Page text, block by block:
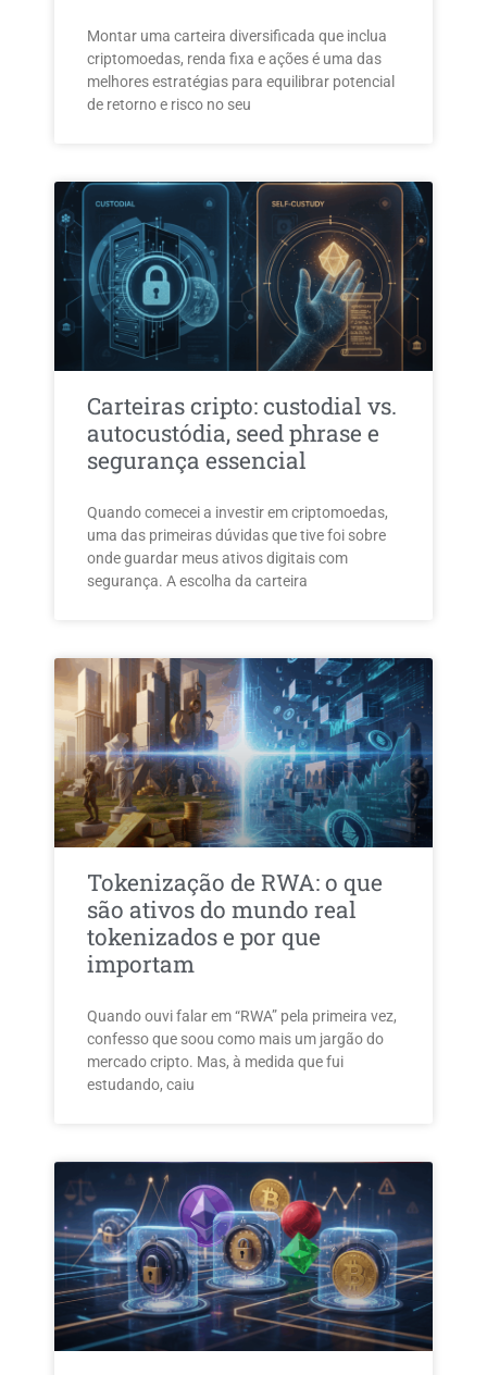
Montar uma carteira diversificada que inclua
criptomoedas, renda fixa e ações é uma das
melhores estratégias para equilibrar potencial
de retorno e risco no seu
Carteiras cripto: custodial vs.
autocustódia, seed phrase e
segurança essencial
Quando comecei a investir em criptomoedas,
uma das primeiras dúvidas que tive foi sobre
onde guardar meus ativos digitais com
segurança. A escolha da carteira
Tokenização de RWA: o que
são ativos do mundo real
tokenizados e por que
importam
Quando ouvi falar em “RWA” pela primeira vez,
confesso que soou como mais um jargão do
mercado cripto. Mas, à medida que fui
estudando, caiu